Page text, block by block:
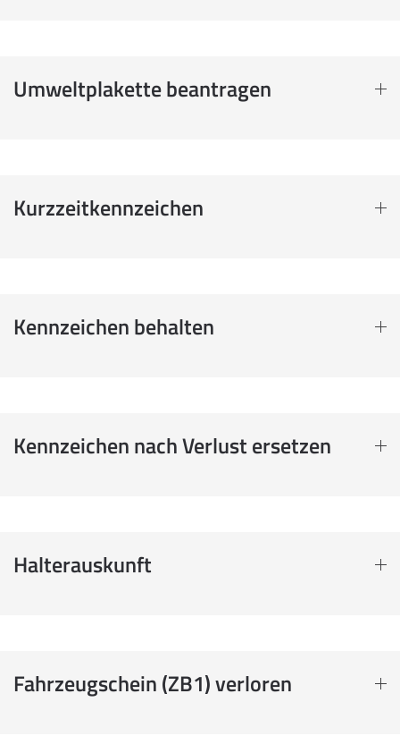
Umweltplakette beantragen
Kurzzeitkennzeichen
Kennzeichen behalten
Kennzeichen nach Verlust ersetzen
Halterauskunft
Fahrzeugschein (ZB1) verloren